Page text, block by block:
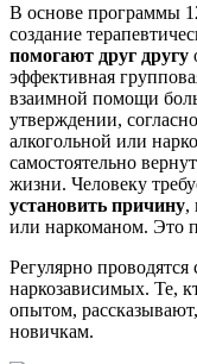
В основе программы
создание
помогают друг другу
эффективная
взаимной помощи
утверждении,
алкогольной или
самостоятельно
жизни. Человеку
установить причину,
или наркоманом. Это
Регулярно
наркозависимых. Те,
опытом,
новичкам.